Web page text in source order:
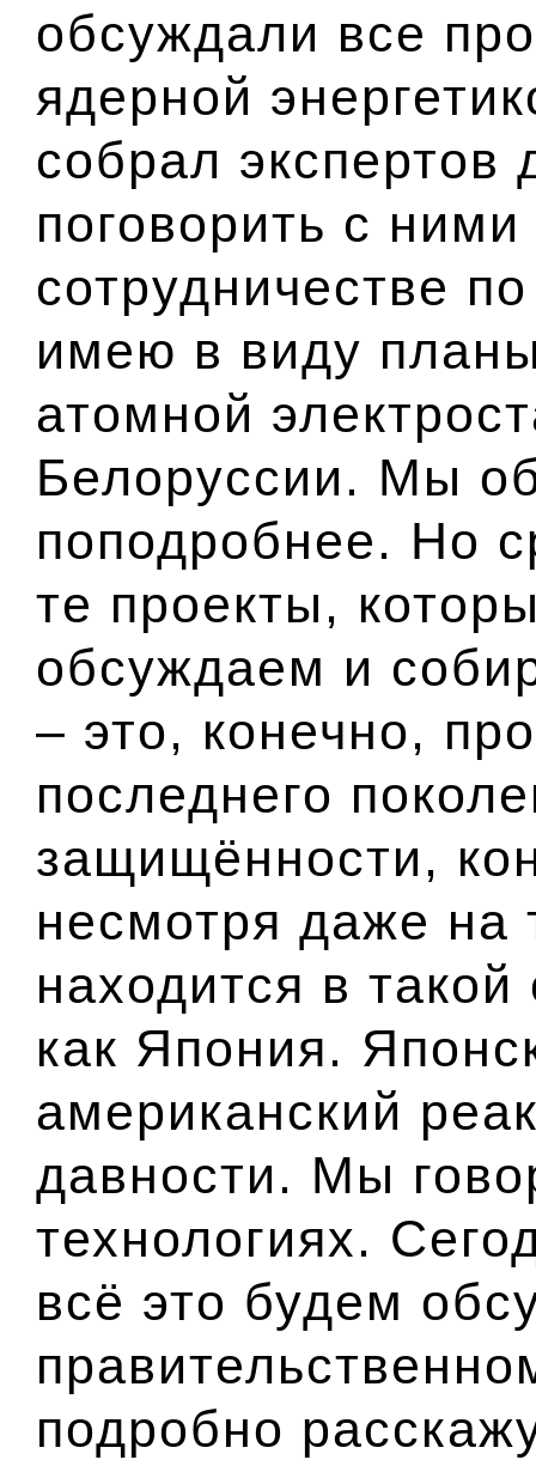
обсуждали все
ядерной
собрал экспертов
поговорить с
сотрудничестве
имею в виду
атомной
Белоруссии. Мы
поподробнее. Но
те проекты,
обсуждаем и
– это, конечно,
последнего
защищённости,
несмотря даже на
находится в
как Япония.
американский
давности. Мы
технологиях.
всё это будем
подробно